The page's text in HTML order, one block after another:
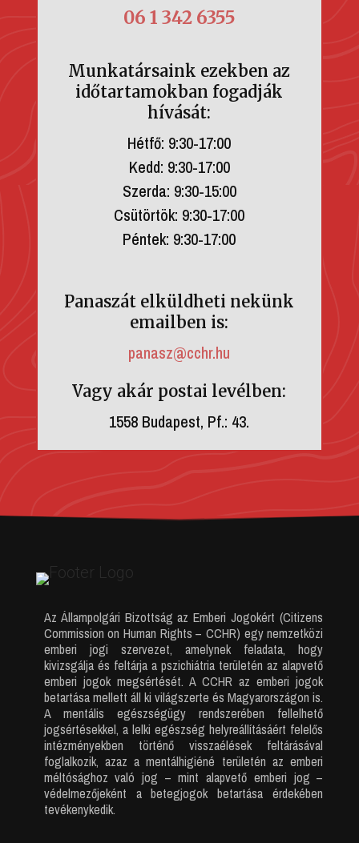
06 1 342 6355
Munkatársaink ezekben az
időtartamokban fogadják
hívását:
Hétfő: 9:30-17:00
Kedd: 9:30-17:00
Szerda: 9:30-15:00
Csütörtök: 9:30-17:00
Péntek: 9:30-17:00
Panaszát elküldheti nekünk
emailben is:
panasz@cchr.hu
Vagy akár postai levélben:
1558 Budapest, Pf.: 43.
Az Állampolgári Bizottság az Emberi Jogokért (Citizens
Commission on Human Rights – CCHR) egy nemzetközi
emberi jogi szervezet, amelynek feladata, hogy
kivizsgálja és feltárja a pszichiátria területén az alapvető
emberi jogok megsértését. A CCHR az emberi jogok
betartása mellett áll ki világszerte és Magyarországon is.
A mentális egészségügy rendszerében fellelhető
jogsértésekkel, a lelki egészség helyreállításáért felelős
intézményekben történő visszaélések feltárásával
foglalkozik, azaz a mentálhigiéné területén az emberi
méltósághoz való jog – mint alapvető emberi jog –
védelmezőjeként a betegjogok betartása érdekében
tevékenykedik.